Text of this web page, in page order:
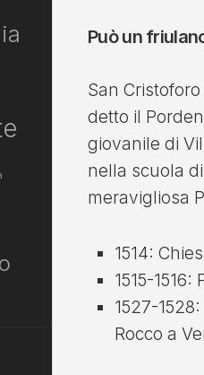
Può un
San
detto il
giovanile di
nella scuola
meravigliosa
1514:
1515-
1527-
Rocco a